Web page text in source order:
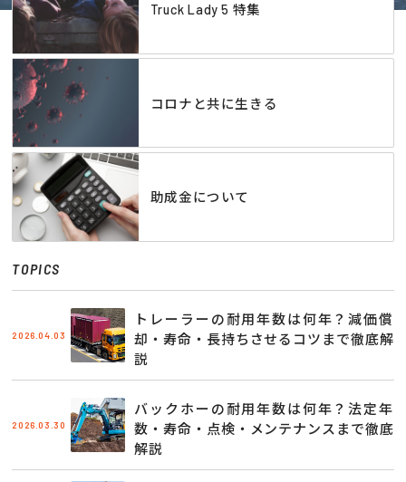
Truck Lady 5 特集
コロナと共に生きる
助成金について
TOPICS
2026.04.03
トレーラーの耐用年数は何年？減価償
却・寿命・長持ちさせるコツまで徹底解
説
2026.03.30
バックホーの耐用年数は何年？法定年
数・寿命・点検・メンテナンスまで徹底
解説